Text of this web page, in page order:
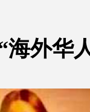
海外华